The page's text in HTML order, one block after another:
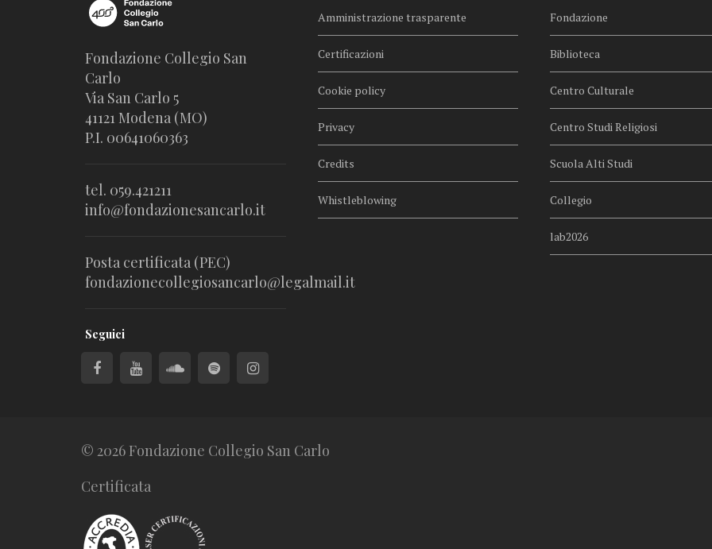
Fondazione Collegio San
Carlo
Via San Carlo 5
41121 Modena (MO)
P.I. 00641060363
tel. 059.421211
info@fondazionesancarlo.it
Posta certificata (PEC)
fondazionecollegiosancarlo@legalmail.it
Seguici
Amministrazione trasparente
Certificazioni
Cookie policy
Privacy
Credits
Whistleblowing
Fondazione
Biblioteca
Centro Culturale
Centro Studi Religiosi
Scuola Alti Studi
Collegio
lab2026
© 2026 Fondazione Collegio San Carlo
Certificata